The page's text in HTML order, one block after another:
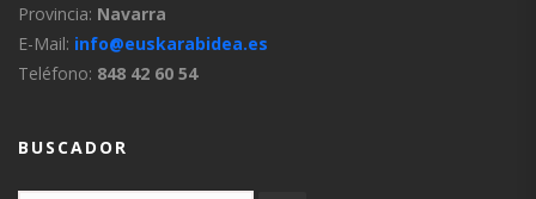
Provincia: Navarra
E-Mail: info@euskarabidea.es
Teléfono: 848 42 60 54
BUSCADOR